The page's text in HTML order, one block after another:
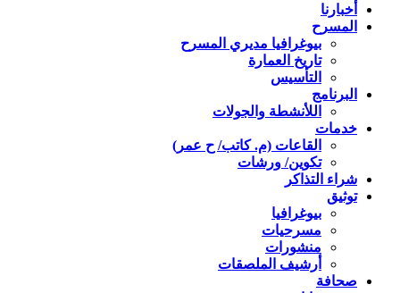
أخبارنا
المسرح
بيوغرافيا مديري المسرح
تاريخ العمارة
التأسيس
البرنامج
اللأنشطة والجولات
خدمات
القاعات (م. كاتب/ ح عمر)
تكوين/ ورشات
شراء التذاكر
توثيق
بيوغرافيا
مسرحيات
منشورات
أرشيف الملصقات
صحافة